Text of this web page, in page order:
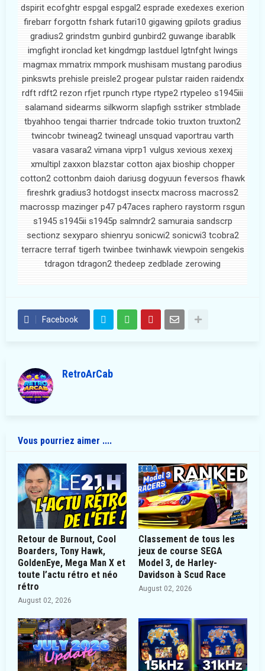
dspirit ecofghtr espgal espgal2 esprade exedexes exerion
firebarr forgottn fshark futari10 gigawing gpilots gradius
gradius2 grindstm gunbird gunbird2 guwange ibarablk
imgfight ironclad ket kingdmgp lastduel lgtnfght lwings
magmax mmatrix mmpork mushisam mustang parodius
pinkswts prehisle preisle2 progear pulstar raiden raidendx
rdft rdft2 rezon rfjet rpunch rtype rtype2 rtypeleo s1945iii
salamand sidearms silkworm slapfigh sstriker stmblade
tbyahhoo tengai tharrier tndrcade tokio truxton truxton2
twincobr twineag2 twineagl unsquad vaportrau varth
vasara vasara2 vimana viprp1 vulgus xevious xexexj
xmultipl zaxxon blazstar cotton ajax bioship chopper
cotton2 cottonbm daioh dariusg dogyuun feversos fhawk
fireshrk gradius3 hotdogst insectx macross macross2
macrossp mazinger p47 p47aces raphero raystorm rsgun
s1945 s1945ii s1945p salmndr2 samuraia sandscrp
sectionz sexyparo shienryu sonicwi2 sonicwi3 tcobra2
terracre terraf tigerh twinbee twinhawk viewpoin sengekis
tdragon tdragon2 thedeep zedblade zerowing
Facebook
RetroArCab
Vous pourriez aimer ....
Retour de Burnout, Cool
Boarders, Tony Hawk,
GoldenEye, Mega Man X et
toute l’actu rétro et néo
rétro
August 02, 2026
Classement de tous les
jeux de course SEGA
Model 3, de Harley-
Davidson à Scud Race
August 02, 2026